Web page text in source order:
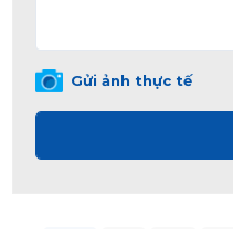
Gửi ảnh thực tế